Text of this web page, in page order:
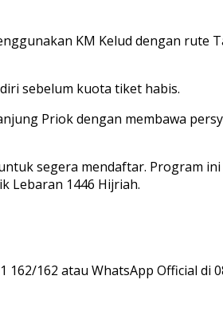
KM Kelud dengan rute
sebelum kuota tiket habis.
Priok dengan membawa
segera mendaftar. Program
Lebaran 1446 Hijriah.
162 atau WhatsApp Official di